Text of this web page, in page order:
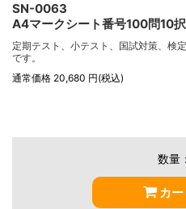
SN-0063
A4マークシート番号100問10
定期テスト、小テスト、国試対策、検
です。
通常価格 20,680 円(税込)
数量：
カー